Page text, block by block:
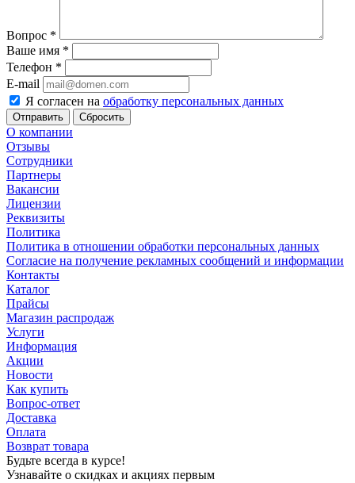
Вопрос *
Ваше имя *
Телефон *
E-mail
Я согласен на обработку персональных данных
Сбросить
О компании
Отзывы
Сотрудники
Партнеры
Вакансии
Лицензии
Реквизиты
Политика
Политика в отношении обработки персональных данных
Согласие на получение рекламных сообщений и информации
Контакты
Каталог
Прайсы
Магазин распродаж
Услуги
Информация
Акции
Новости
Как купить
Вопрос-ответ
Доставка
Оплата
Возврат товара
Будьте всегда в курсе!
Узнавайте о скидках и акциях первым